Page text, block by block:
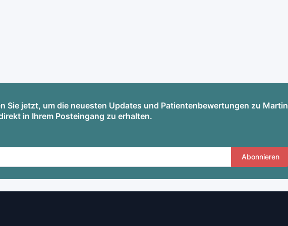
Sie jetzt, um die neuesten Updates und Patientenbewertungen zu Martin
in Ihrem Posteingang zu erhalten.
Abonnieren